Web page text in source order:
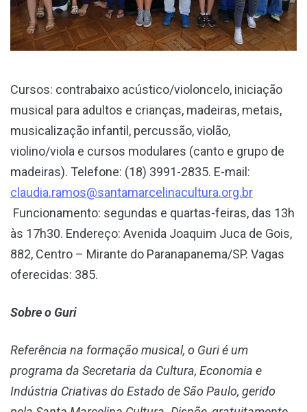
Cursos: contrabaixo acústico/violoncelo, iniciação
musical para adultos e crianças, madeiras, metais,
musicalização infantil, percussão, violão,
violino/viola e cursos modulares (canto e grupo de
madeiras). Telefone: (18) 3991-2835. E-mail:
claudia.ramos@santamarcelinacultura.org.br
Funcionamento: segundas e quartas-feiras, das 13h
às 17h30. Endereço: Avenida Joaquim Juca de Gois,
882, Centro – Mirante do Paranapanema/SP. Vagas
oferecidas: 385.
Sobre o Guri
Referência na formação musical, o Guri é um
programa da Secretaria da Cultura, Economia e
Indústria Criativas do Estado de São Paulo, gerido